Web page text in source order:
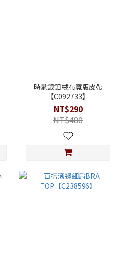
時髦銀釦絨布寬版皮帶
【C092733】
NT$290
NT$480